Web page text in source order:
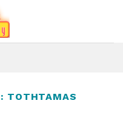
TOTHTAMAS